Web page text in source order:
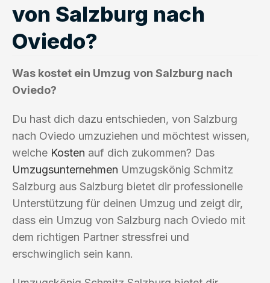
von Salzburg nach
Oviedo?
Was kostet ein Umzug von Salzburg nach
Oviedo?
Du hast dich dazu entschieden, von Salzburg
nach Oviedo umzuziehen und möchtest wissen,
welche Kosten auf dich zukommen? Das
Umzugsunternehmen Umzugskönig Schmitz
Salzburg aus Salzburg bietet dir professionelle
Unterstützung für deinen Umzug und zeigt dir,
dass ein Umzug von Salzburg nach Oviedo mit
dem richtigen Partner stressfrei und
erschwinglich sein kann.